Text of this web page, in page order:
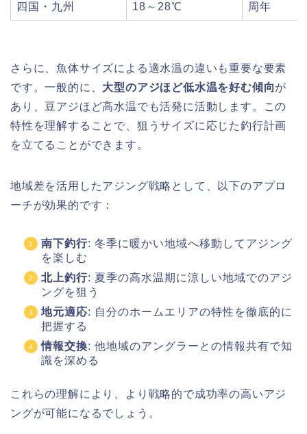
四国・九州 18～28℃ 周年
さらに、魚体サイズによる適水温の違いも重要な要素
です。一般的に、 大型のアジほど低水温を好む傾向が
あり、豆アジほど高水温でも活発に活動します。この
特性を理解することで、狙うサイズに応じた釣行計画
を立てることができます。
地域差を活用したアジング戦略として、以下のアプロ
ーチが効果的です：
南下釣行: 冬季に暖かい地域へ移動してアジング
を楽しむ
北上釣行: 夏季の高水温期に涼しい地域でのアジ
ングを狙う
地元適応: 自分のホームエリアの特性を徹底的に
把握する
情報交換: 他地域のアングラーとの情報共有で知
識を深める
これらの理解により、より戦略的で成功率の高いアジ
ングが可能になるでしょう。